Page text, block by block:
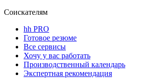
Соискателям
hh PRO
Готовое резюме
Все сервисы
Хочу у вас работать
Производственный календарь
Экспертная рекомендация